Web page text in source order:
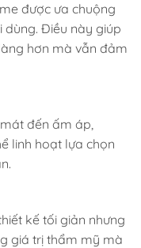
được ưa chuộng
dùng. Điều này giúp
hơn mà vẫn đảm
đến ấm áp,
linh hoạt lựa chọn
kế tối giản nhưng
giá trị thẩm mỹ mà